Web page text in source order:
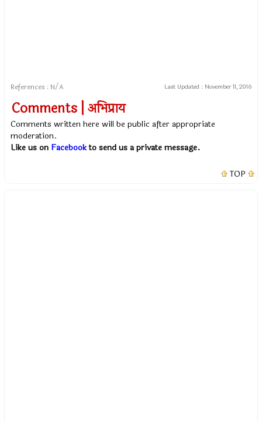
References : N/A Last Updated : November 11, 2016
Comments | अभिप्राय
Comments written here will be public after appropriate
moderation.
Like us on Facebookto send us a private message.
TOP